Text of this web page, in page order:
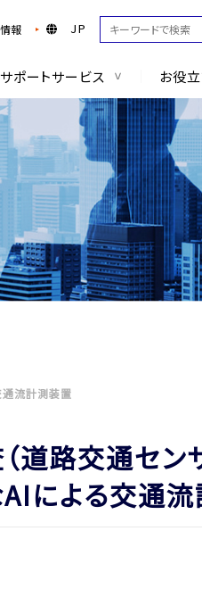
報 JP
サポートサービス お役
通流計測装置
路交通セン
による交通